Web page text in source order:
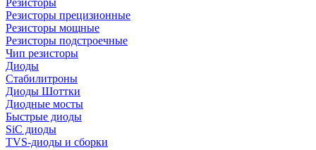
Резисторы
Резисторы прецизионные
Резисторы мощные
Резисторы подстроечные
Чип резисторы
Диоды
Стабилитроны
Диоды Шоттки
Диодные мосты
Быстрые диоды
SiC диоды
TVS-диоды и сборки